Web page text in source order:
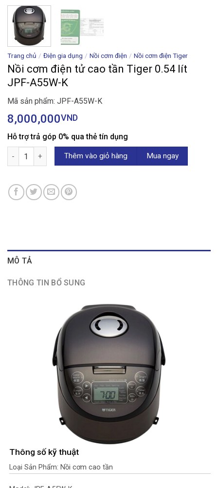
Trang chủ / Điện gia dụng / Nồi cơm điện / Nồi cơm điện Tiger
Nồi cơm điện tử cao tần Tiger 0.54 lít
JPF-A55W-K
Mã sản phẩm: JPF-A55W-K
8,000,000VND
Hỗ trợ trả góp 0% qua thẻ tín dụng
Nồi cơm điện tử cao tần Tiger 0.54 lít JPF-A55W-K số lượng
Thêm vào giỏ hàng Mua ngay
MÔ TẢ
THÔNG TIN BỔ SUNG
Thông số kỹ thuật
Loại Sản Phẩm: Nồi cơm cao tần